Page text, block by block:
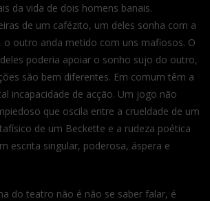
da vida de dois homens banais.
de um cafézito, um deles sonha com a
o outro anda metido com uns mafiosos. O
poderia apoiar o sonho sujo do outro,
são bem diferentes. Em comum têm a
incapacidade de acção. Um jogo não
que oscila entre a crueldade de um
de um Beckette e a rudeza poética
escrita singular, poderosa, áspera e
do teatro não é não se saber falar, é